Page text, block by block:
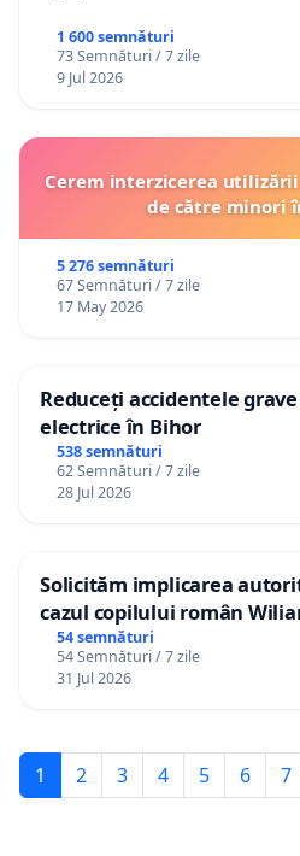
1 600 semnături
73 Semnături / 7 zile
9 Jul 2026
Cerem interzicerea
de către minori
5 276 semnături
67 Semnături / 7 zile
17 May 2026
Reduceți accidentele
electrice în Bihor
538 semnături
62 Semnături / 7 zile
28 Jul 2026
Solicităm implicarea
cazul copilului român
Gheorghe, aflat în
12 ani
54 semnături
54 Semnături / 7 zile
31 Jul 2026
1 2 3 4 5 6 7